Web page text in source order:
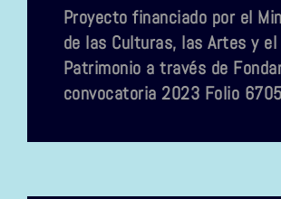
Proyecto financiado por el
de las Culturas, las Artes y el
Patrimonio a través de
convocatoria 2023 Folio